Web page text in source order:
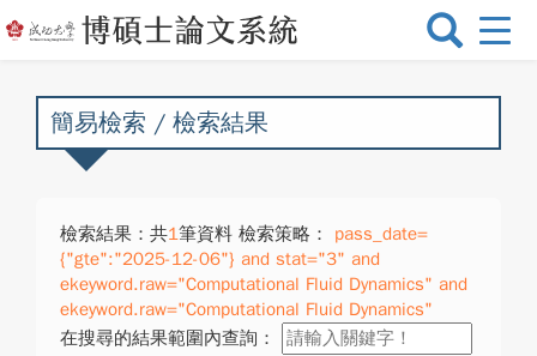
選
換
簡易檢索 / 檢索結果
檢索結果：共1筆資料 檢索策略：
pass_date=
{"gte":"2025-12-06"} and stat="3" and
ekeyword.raw="Computational Fluid Dynamics" and
ekeyword.raw="Computational Fluid Dynamics"
在搜尋的結果範圍內查詢：